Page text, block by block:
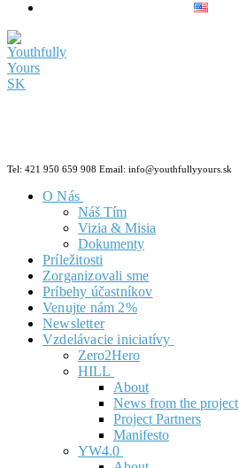
Tel: 421 950 659 908 Email: info@youthfullyyours.sk
O Nás
Náš Tím
Vizia & Misia
Dokumenty
Príležitosti
Zorganizovali sme
Príbehy účastníkov
Venujte nám 2%
Newsletter
Vzdelávacie iniciatívy
Zero2Hero
HILL
About
News from the project
Project Partners
Manifesto
YW4.0